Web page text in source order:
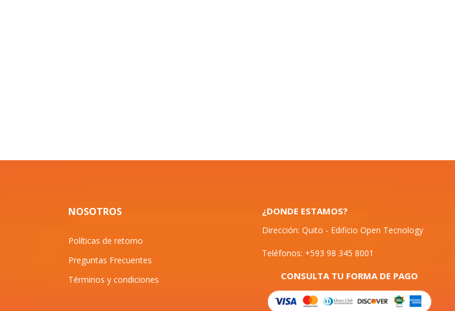
NOSOTROS
Políticas de retorno
Preguntas Frecuentes
Términos y condiciones
¿DONDE ESTAMOS?
Dirección: Quito - Edificio Open Tecnology
Teléfonos: +593 98 345 8001
CONSULTA TU FORMA DE PAGO